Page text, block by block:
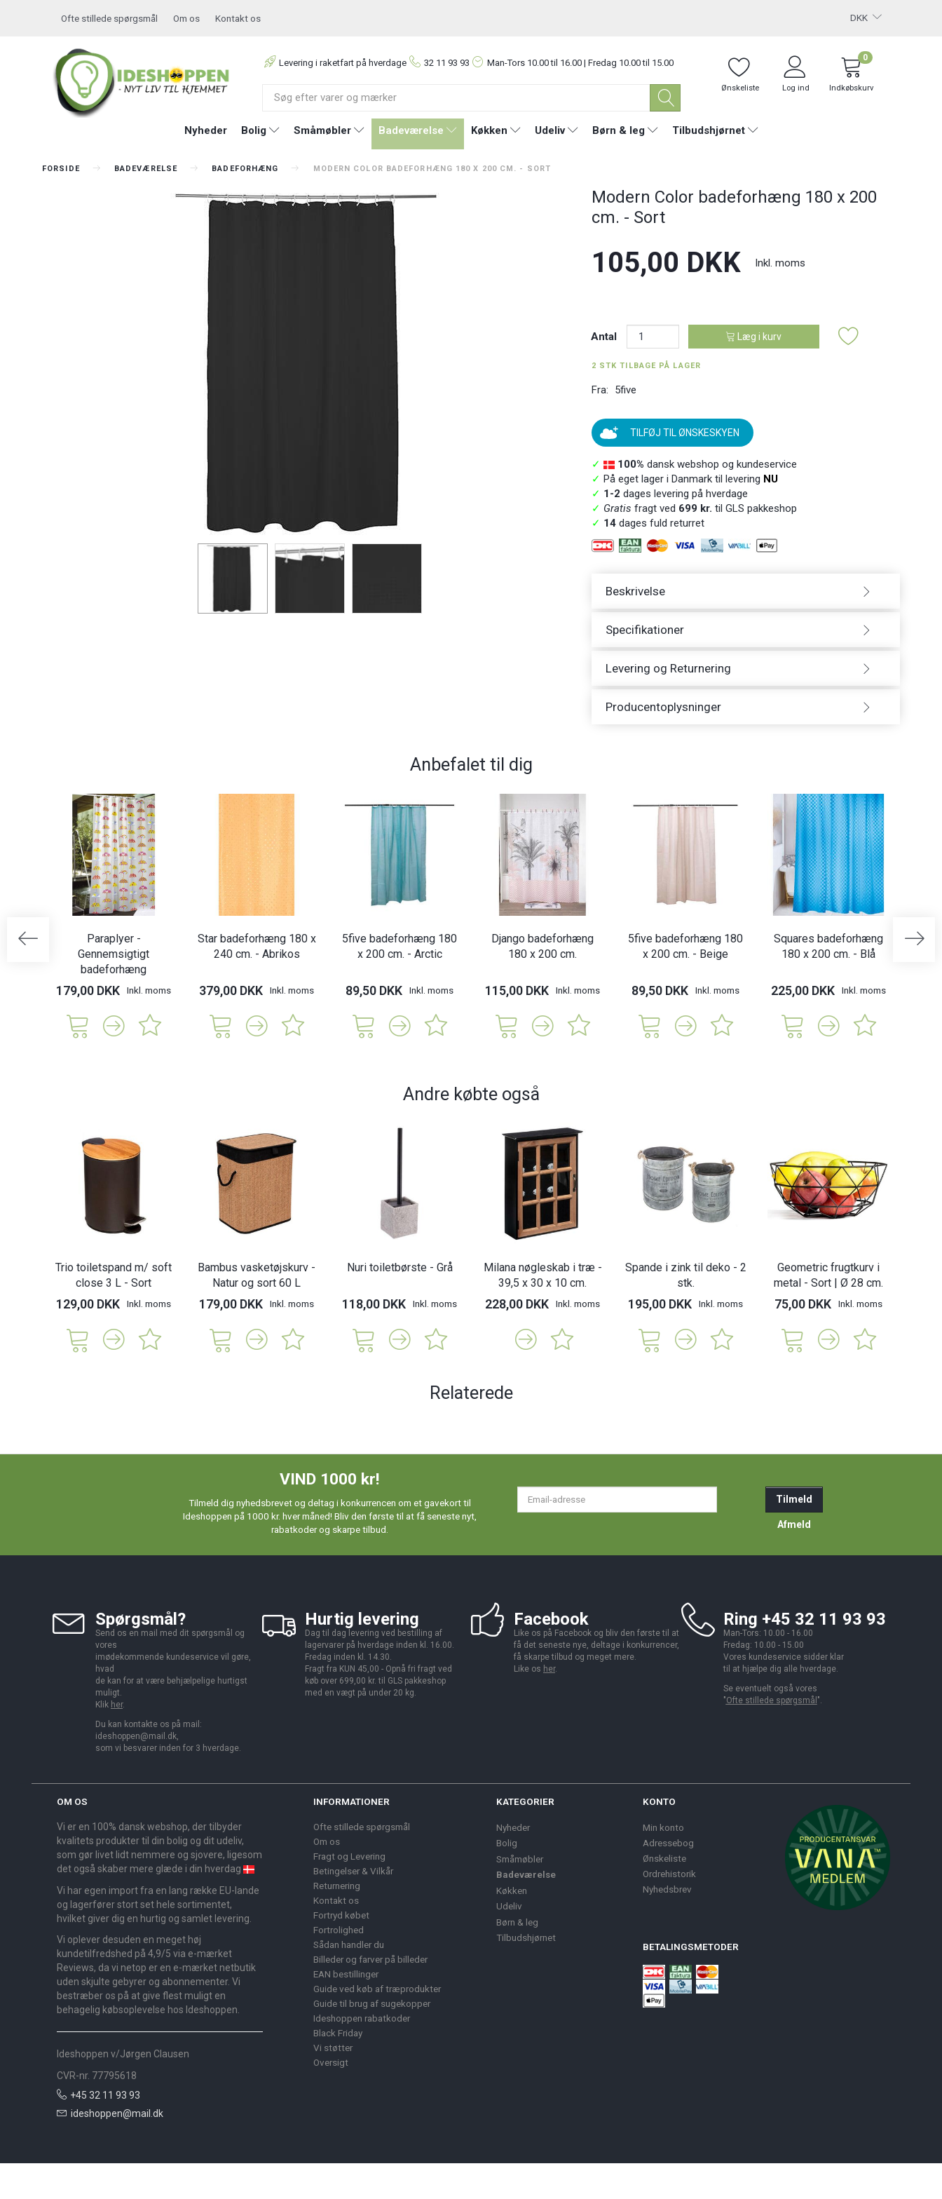
DKK
Ofte stillede spørgsmål Om os Kontakt os
Levering i raketfart på hverdage 32 11 93 93 Man-Tors 10.00 til 16.00 | Fredag 10.00 til 15.00
Ønskeliste Log ind Indkøbskurv
0
Nyheder Bolig Småmøbler Badeværelse Køkken Udeliv Børn & leg Tilbudshjørnet
FORSIDE BADEVÆRELSE BADEFORHÆNG MODERN COLOR BADEFORHÆNG 180 X 200 CM. - SORT
Modern Color badeforhæng 180 x 200
cm. - Sort
105,00 DKK Inkl. moms
Antal Læg i kurv
2 STK TILBAGE PÅ LAGER
Fra: 5five
TILFØJ TIL ØNSKESKYEN
✓ 100% dansk webshop og kundeservice
✓ På eget lager i Danmark til levering NU
✓ 1-2 dages levering på hverdage
✓ Gratis fragt ved 699 kr. til GLS pakkeshop
✓ 14dages fuld returret
Beskrivelse
Specifikationer
Levering og Returnering
Producentoplysninger
Anbefalet til dig
Paraplyer -
Gennemsigtigt
badeforhæng
179,00 DKK Inkl. moms
Star badeforhæng 180 x
240 cm. - Abrikos
379,00 DKK Inkl. moms
5five badeforhæng 180
x 200 cm. - Arctic
89,50 DKK Inkl. moms
Django badeforhæng
180 x 200 cm.
115,00 DKK Inkl. moms
5five badeforhæng 180
x 200 cm. - Beige
89,50 DKK Inkl. moms
Squares badeforhæng
180 x 200 cm. - Blå
225,00 DKK Inkl. moms
Andre købte også
Trio toiletspand m/ soft
close 3 L - Sort
129,00 DKK Inkl. moms
Bambus vasketøjskurv -
Natur og sort 60 L
179,00 DKK Inkl. moms
Nuri toiletbørste - Grå
118,00 DKK Inkl. moms
Milana nøgleskab i træ -
39,5 x 30 x 10 cm.
228,00 DKK Inkl. moms
Spande i zink til deko - 2
stk.
195,00 DKK Inkl. moms
Geometric frugtkurv i
metal - Sort | Ø 28 cm.
75,00 DKK Inkl. moms
Relaterede
VIND 1000 kr!
Tilmeld dig nyhedsbrevet og deltag i konkurrencen om et gavekort til
Ideshoppen på 1000 kr. hver måned! Bliv den første til at få seneste nyt,
rabatkoder og skarpe tilbud.
Tilmeld
Afmeld
Spørgsmål?
Send os en mail med dit spørgsmål og
vores
imødekommende kundeservice vil gøre,
hvad
de kan for at være behjælpelige hurtigst
muligt.
Klik her.
Du kan kontakte os på mail:
ideshoppen@mail.dk,
som vi besvarer inden for 3 hverdage.
Hurtig levering
Dag til dag levering ved bestilling af
lagervarer på hverdage inden kl. 16.00.
Fredag inden kl. 14.30.
Fragt fra KUN 45,00 - Opnå fri fragt ved
køb over 699,00 kr. til GLS pakkeshop
med en vægt på under 20 kg.
Facebook
Like os på Facebook og bliv den første til at
få det seneste nye, deltage i konkurrencer,
få skarpe tilbud og meget mere.
Like os her.
Ring +45 32 11 93 93
Man-Tors: 10.00 - 16.00
Fredag: 10.00 - 15.00
Vores kundeservice sidder klar
til at hjælpe dig alle hverdage.
Se eventuelt også vores
"Ofte stillede spørgsmål ".
OM OS
Vi er en 100% dansk webshop, der tilbyder
kvalitets produkter til din bolig og dit udeliv,
som gør livet lidt nemmere og sjovere, ligesom
det også skaber mere glæde i din hverdag
Vi har egen import fra en lang række EU-lande
og lagerfører stort set hele sortimentet,
hvilket giver dig en hurtig og samlet levering.
Vi oplever desuden en meget høj
kundetilfredshed på 4,9/5 via e-mærket
Reviews, da vi netop er en e-mærket netbutik
uden skjulte gebyrer og abonnementer. Vi
bestræber os på at give flest muligt en
behagelig købsoplevelse hos Ideshoppen.
Ideshoppen v/Jørgen Clausen
CVR-nr. 77795618
+45 32 11 93 93
ideshoppen@mail.dk
INFORMATIONER
Ofte stillede spørgsmål
Om os
Fragt og Levering
Betingelser & Vilkår
Returnering
Kontakt os
Fortryd købet
Fortrolighed
Sådan handler du
Billeder og farver på billeder
EAN bestillinger
Guide ved køb af træprodukter
Guide til brug af sugekopper
Ideshoppen rabatkoder
Black Friday
Vi støtter
Oversigt
KATEGORIER
Nyheder
Bolig
Småmøbler
Badeværelse
Køkken
Udeliv
Børn & leg
Tilbudshjørnet
KONTO
Min konto
Adressebog
Ønskeliste
Ordrehistorik
Nyhedsbrev
BETALINGSMETODER